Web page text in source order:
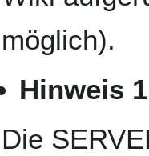
möglich).
Hinweis 1
Die